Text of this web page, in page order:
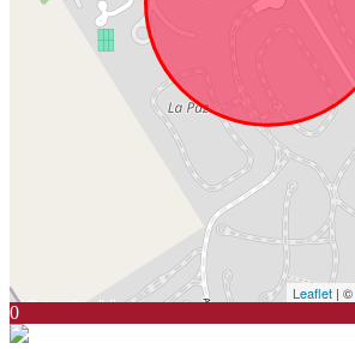
Leaflet | ©
0